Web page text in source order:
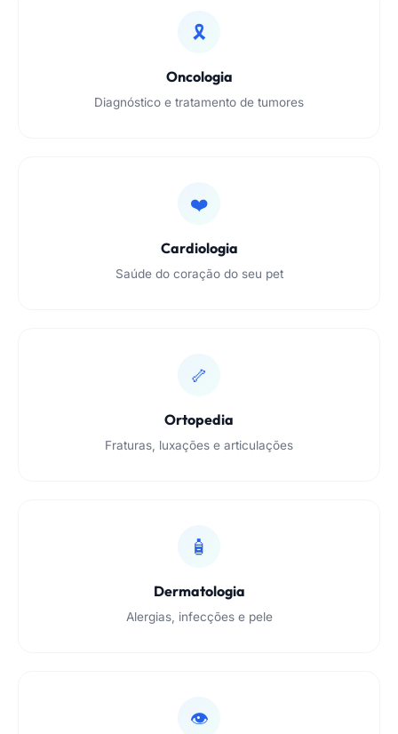
🎗️
Oncologia
Diagnóstico e tratamento de tumores
❤️
Cardiologia
Saúde do coração do seu pet
🦴
Ortopedia
Fraturas, luxações e articulações
🧴
Dermatologia
Alergias, infecções e pele
👁️